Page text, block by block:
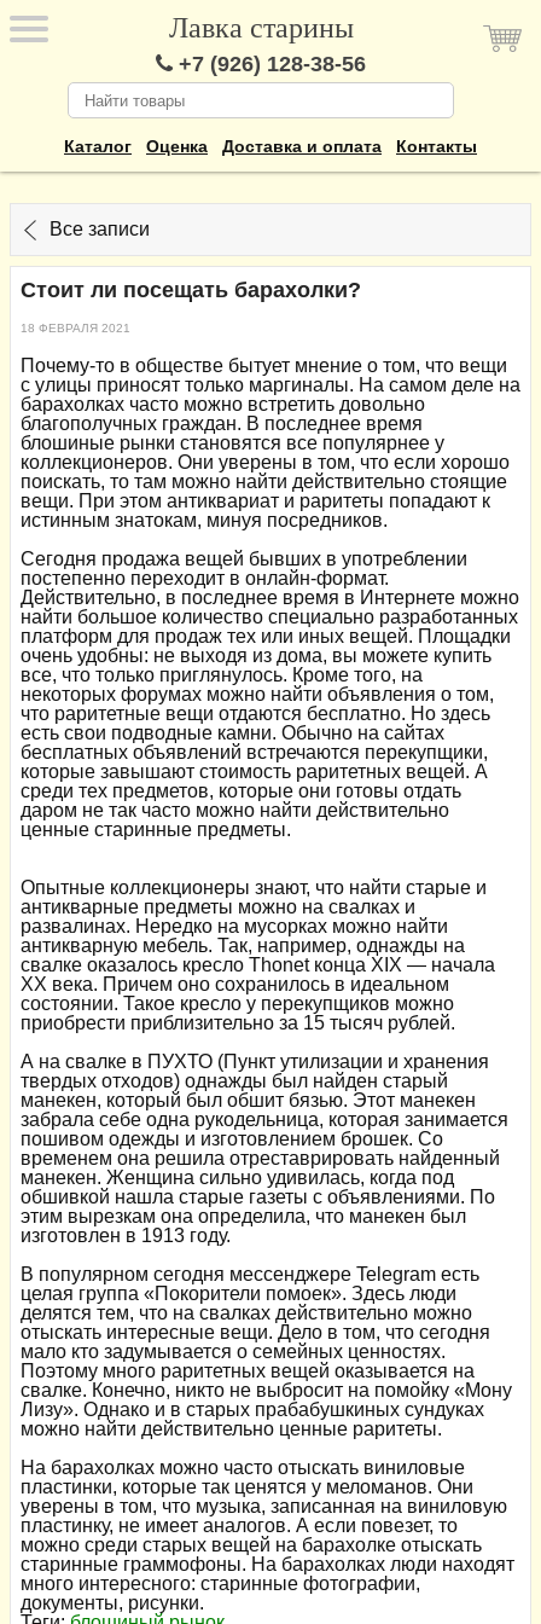
Лавка старины
+7 (926) 128-38-56
Каталог Оценка Доставка и оплата Контакты
Все записи
Стоит ли посещать барахолки?
18 ФЕВРАЛЯ 2021
Почему-то в обществе бытует мнение о том, что вещи
с улицы приносят только маргиналы. На самом деле на
барахолках часто можно встретить довольно
благополучных граждан. В последнее время
блошиные рынки становятся все популярнее у
коллекционеров. Они уверены в том, что если хорошо
поискать, то там можно найти действительно стоящие
вещи. При этом антиквариат и раритеты попадают к
истинным знатокам, минуя посредников.
Сегодня продажа вещей бывших в употреблении
постепенно переходит в онлайн-формат.
Действительно, в последнее время в Интернете можно
найти большое количество специально разработанных
платформ для продаж тех или иных вещей. Площадки
очень удобны: не выходя из дома, вы можете купить
все, что только приглянулось. Кроме того, на
некоторых форумах можно найти объявления о том,
что раритетные вещи отдаются бесплатно. Но здесь
есть свои подводные камни. Обычно на сайтах
бесплатных объявлений встречаются перекупщики,
которые завышают стоимость раритетных вещей. А
среди тех предметов, которые они готовы отдать
даром не так часто можно найти действительно
ценные старинные предметы.
Опытные коллекционеры знают, что найти старые и
антикварные предметы можно на свалках и
развалинах. Нередко на мусорках можно найти
антикварную мебель. Так, например, однажды на
свалке оказалось кресло Thonet конца XIX — начала
XX века. Причем оно сохранилось в идеальном
состоянии. Такое кресло у перекупщиков можно
приобрести приблизительно за 15 тысяч рублей.
А на свалке в ПУХТО (Пункт утилизации и хранения
твердых отходов) однажды был найден старый
манекен, который был обшит бязью. Этот манекен
забрала себе одна рукодельница, которая занимается
пошивом одежды и изготовлением брошек. Со
временем она решила отреставрировать найденный
манекен. Женщина сильно удивилась, когда под
обшивкой нашла старые газеты с объявлениями. По
этим вырезкам она определила, что манекен был
изготовлен в 1913 году.
В популярном сегодня мессенджере Telegram есть
целая группа «Покорители помоек». Здесь люди
делятся тем, что на свалках действительно можно
отыскать интересные вещи. Дело в том, что сегодня
мало кто задумывается о семейных ценностях.
Поэтому много раритетных вещей оказывается на
свалке. Конечно, никто не выбросит на помойку «Мону
Лизу». Однако и в старых прабабушкиных сундуках
можно найти действительно ценные раритеты.
На барахолках можно часто отыскать виниловые
пластинки, которые так ценятся у меломанов. Они
уверены в том, что музыка, записанная на виниловую
пластинку, не имеет аналогов. А если повезет, то
можно среди старых вещей на барахолке отыскать
старинные граммофоны. На барахолках люди находят
много интересного: старинные фотографии,
документы, рисунки.